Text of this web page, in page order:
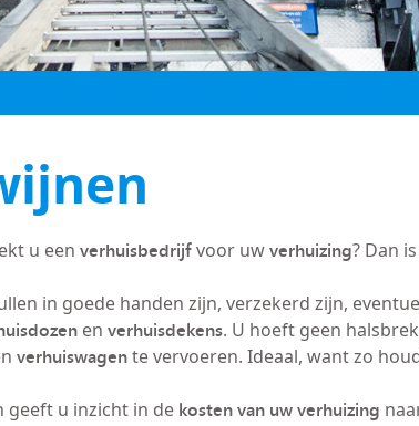
u een verhuisbedrijfvoor uwverhuizing? Dan is
in goede handen zijn, verzekerd zijn,
en verhuisdekens. U hoeft geen
verhuiswagente vervoeren. Ideaal, want zo
geeft u inzicht in de kosten van uw verhuizing